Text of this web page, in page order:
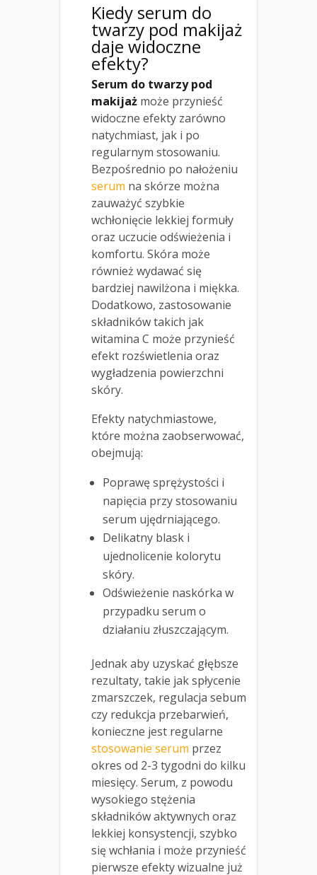
Kiedy serum do
twarzy pod makijaż
daje widoczne
efekty?
Serum do twarzy pod
makijaż może przynieść
widoczne efekty zarówno
natychmiast, jak i po
regularnym stosowaniu.
Bezpośrednio po nałożeniu
serum na skórze można
zauważyć szybkie
wchłonięcie lekkiej formuły
oraz uczucie odświeżenia i
komfortu. Skóra może
również wydawać się
bardziej nawilżona i miękka.
Dodatkowo, zastosowanie
składników takich jak
witamina C może przynieść
efekt rozświetlenia oraz
wygładzenia powierzchni
skóry.
Efekty natychmiastowe,
które można zaobserwować,
obejmują:
Poprawę sprężystości i
napięcia przy stosowaniu
serum ujędrniającego.
Delikatny blask i
ujednolicenie kolorytu
skóry.
Odświeżenie naskórka w
przypadku serum o
działaniu złuszczającym.
Jednak aby uzyskać głębsze
rezultaty, takie jak spłycenie
zmarszczek, regulacja sebum
czy redukcja przebarwień,
konieczne jest regularne
stosowanie serum przez
okres od 2-3 tygodni do kilku
miesięcy. Serum, z powodu
wysokiego stężenia
składników aktywnych oraz
lekkiej konsystencji, szybko
się wchłania i może przynieść
pierwsze efekty wizualne już